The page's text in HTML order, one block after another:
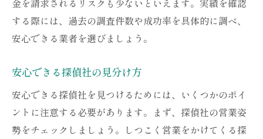
する際には、過去の調査件数や成功率を具体的に調べ、
安心できる業者を選びましょう。
安心できる探偵社の見分け方
安心できる探偵社を見つけるためには、いくつかのポイ
ントに注意する必要があります。まず、探偵社の営業姿
勢をチェックしましょう。しつこく営業をかけてくる探